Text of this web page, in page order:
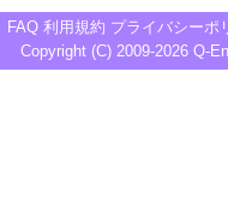
FAQ 利用規約 プライバシーポ
Copyright (C) 2009-2026 Q-